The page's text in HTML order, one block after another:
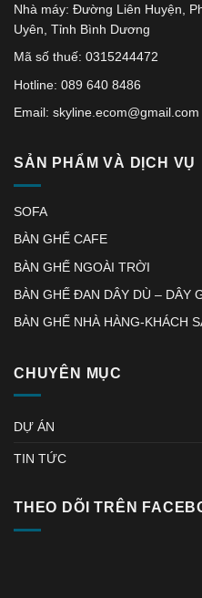
Nhà máy: Đường Liên Huyện,
Uyên, Tỉnh Bình Dương
Mã số thuế: 0315244472
Hotline: 089 640 8486
Email: skyline.ecom@gmail.com
SẢN PHẨM VÀ DỊCH VỤ
SOFA
BÀN GHẾ CAFE
BÀN GHẾ NGOÀI TRỜI
BÀN GHẾ ĐAN DÂY DÙ – DÂY
BÀN GHẾ NHÀ HÀNG-KHÁCH
CHUYÊN MỤC
DỰ ÁN
TIN TỨC
THEO DÕI TRÊN